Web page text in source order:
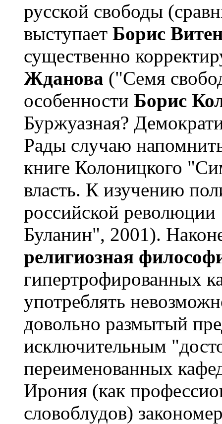
русской свободы
выступает Борис
существенно
Жданова ("Семя
особенности Борис
Буржуазная?
Рады случаю
книге Колоницкого
власть. К изучению
российской
Буланин", 2001).
религиозная
гипертрофированных
употреблять
довольно размытый
исключительным
переименованных
Ирония (как
словоблудов)